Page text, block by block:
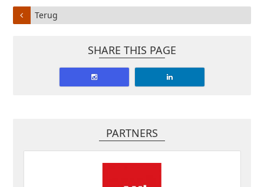
Terug
SHARE THIS PAGE
PARTNERS